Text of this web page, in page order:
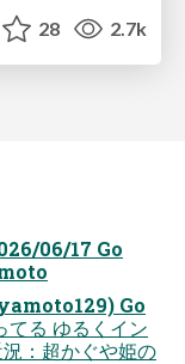
28 2.7k
06/17 Go
Go
てる ゆるくイン
：超かぐや姫の